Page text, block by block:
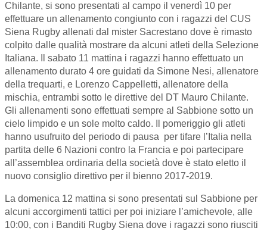
Chilante, si sono presentati al campo il venerdì 10 per
effettuare un allenamento congiunto con i ragazzi del CUS
Siena Rugby allenati dal mister Sacrestano dove è rimasto
colpito dalle qualità mostrare da alcuni atleti della Selezione
Italiana. Il sabato 11 mattina i ragazzi hanno effettuato un
allenamento durato 4 ore guidati da Simone Nesi, allenatore
della trequarti, e Lorenzo Cappelletti, allenatore della
mischia, entrambi sotto le direttive del DT Mauro Chilante.
Gli allenamenti sono effettuati sempre al Sabbione sotto un
cielo limpido e un sole molto caldo. Il pomeriggio gli atleti
hanno usufruito del periodo di pausa per tifare l’Italia nella
partita delle 6 Nazioni contro la Francia e poi partecipare
all’assemblea ordinaria della società dove è stato eletto il
nuovo consiglio direttivo per il bienno 2017-2019.
La domenica 12 mattina si sono presentati sul Sabbione per
alcuni accorgimenti tattici per poi iniziare l’amichevole, alle
10:00, con i Banditi Rugby Siena dove i ragazzi sono riusciti